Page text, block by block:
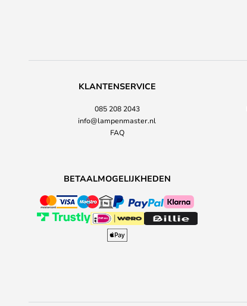
KLANTENSERVICE
085 208 2043
info@lampenmaster.nl
FAQ
BETAALMOGELIJKHEDEN